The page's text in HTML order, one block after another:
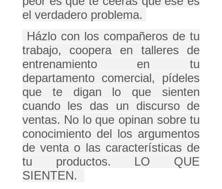
el verdadero problema.
Házlo con los compañeros de tu
trabajo, coopera en talleres de
entrenamiento en tu
departamento comercial, pídeles
que te digan lo que sienten
cuando les das un discurso de
ventas. No lo que opinan sobre tu
conocimiento del los argumentos
de venta o las características de
tu productos. LO QUE
SIENTEN.